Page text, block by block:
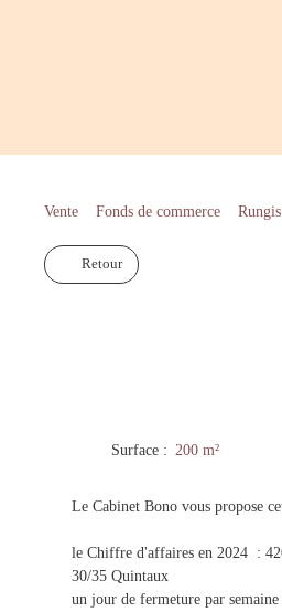
Vente Fonds de commerce
Retour
Surface : 200 m²
Le Cabinet Bono vous propose
le Chiffre d'affaires en 2024 :
30/35 Quintaux
un jour de fermeture par semaine